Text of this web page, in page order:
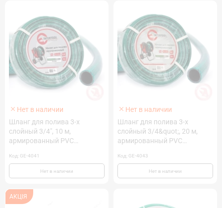
Нет в наличии
Шланг для полива 3-х
слойный 3/4", 10 м,
армированный PVC
Код: GE-4041
Нет в наличии
Нет в наличии
Шланг для полива 3-х
слойный 3/4&quot;, 20 м,
армированный PVC
Код: GE-4043
Нет в наличии
АКЦІЯ